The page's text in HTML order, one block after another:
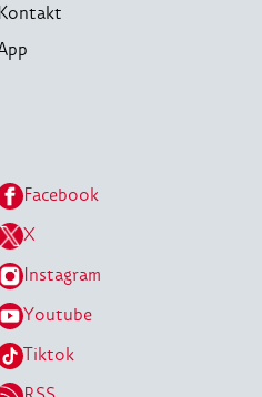
Kontakt
Facebook
X
Instagram
Youtube
Tiktok